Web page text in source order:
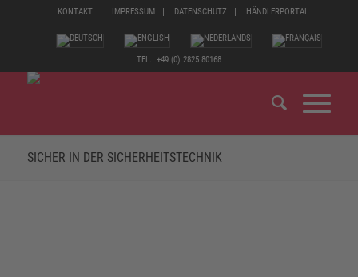
KONTAKT IMPRESSUM DATENSCHUTZ HÄNDLERPORTAL
TEL.: +49 (0) 2825 80168
SICHER IN DER SICHERHEITSTECHNIK